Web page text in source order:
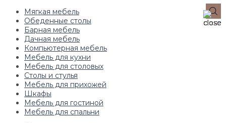
Мягкая мебель
Обеденные столы
Барная мебель
Дачная мебель
Компьютерная мебель
Мебель для кухни
Мебель для столовых
Столы и стулья
Мебель для прихожей
Шкафы
Мебель для гостиной
Мебель для спальни